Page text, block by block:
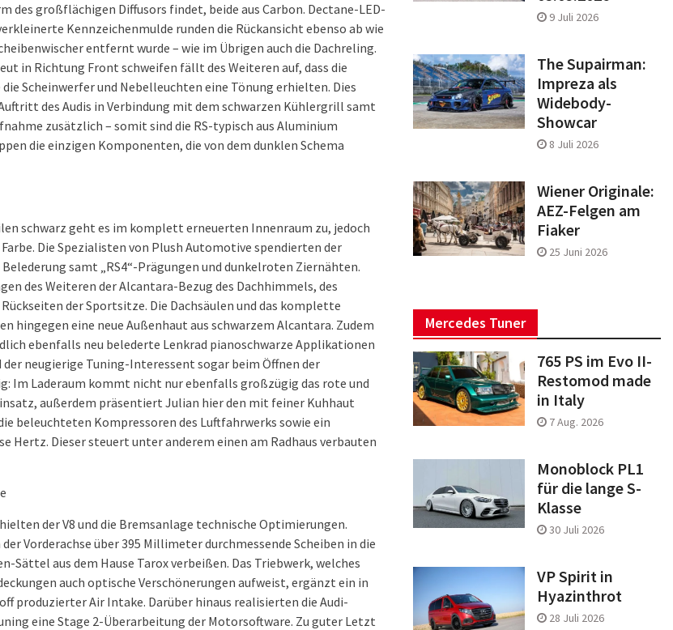
des großflächigen Diffusors findet, beide aus Carbon. Dectane-LED-
Kennzeichenmulde runden die Rückansicht ebenso ab wie
entfernt wurde – wie im Übrigen auch die Dachreling.
in Richtung Front schweifen fällt des Weiteren auf, dass die
Scheinwerfer und Nebelleuchten eine Tönung erhielten. Dies
des Audis in Verbindung mit dem schwarzen Kühlergrill samt
zusätzlich – somit sind die RS-typisch aus Aluminium
die einzigen Komponenten, die von dem dunklen Schema
schwarz geht es im komplett erneuerten Innenraum zu, jedoch
Die Spezialisten von Plush Automotive spendierten der
samt „RS4“-Prägungen und dunkelroten Ziernähten.
des Weiteren der Alcantara-Bezug des Dachhimmels, des
der Sportsitze. Die Dachsäulen und das komplette
hingegen eine neue Außenhaut aus schwarzem Alcantara. Zudem
ebenfalls neu belederte Lenkrad pianoschwarze Applikationen
der neugierige Tuning-Interessent sogar beim Öffnen der
Im Laderaum kommt nicht nur ebenfalls großzügig das rote und
außerdem präsentiert Julian hier den mit feiner Kuhhaut
beleuchteten Kompressoren des Luftfahrwerks sowie ein
Hertz. Dieser steuert unter anderem einen am Radhaus verbauten
der V8 und die Bremsanlage technische Optimierungen.
Vorderachse über 395 Millimeter durchmessende Scheiben in die
Sättel aus dem Hause Tarox verbeißen. Das Triebwerk, welches
auch optische Verschönerungen aufweist, ergänzt ein in
produzierter Air Intake. Darüber hinaus realisierten die Audi-
eine Stage 2-Überarbeitung der Motorsoftware. Zu guter Letzt
9 Juli 2026
The Supairman:
Impreza als
Widebody-
Showcar
8 Juli 2026
Wiener Originale:
AEZ-Felgen am
Fiaker
25 Juni 2026
Mercedes Tuner
765 PS im Evo II-
Restomod made
in Italy
7 Aug. 2026
Monoblock PL1
für die lange S-
Klasse
30 Juli 2026
VP Spirit in
Hyazinthrot
28 Juli 2026